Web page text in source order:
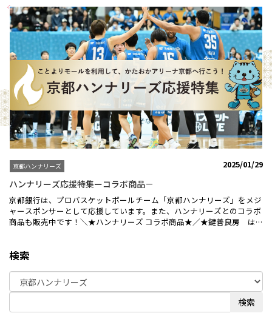
で、オリジナルグッズをプレゼント！皆さまのご来場を心より、お待ち
しております！ ◆◇開催日時◇◆ 2026年4月25日（土）15:05 試合開始
(ことよりマルシェは13:00から試合終了まで） 2026年4月26日（日）
14:05 試合開始(ことよりマルシェは12:00から試合終了まで）◆◇開催
場所◇◆ 島津アリーナ京都（京都府立体育館）会場内 京都銀行ブース
★お楽しみ抽選会★Ａ賞：選手直筆サイン入り はんニャリンエコバッ
ク （各日5名様）B賞：ことよりモールお買い物ポイントギフト２，０
００円分（各日５名様）参加賞：はんニャリン オリジナルステッカー
熱いブーストで京都ハンナリーズを勝利に導きましょう！！
京都ハンナリーズ 2025/01/29
ハンナリーズ応援特集ーコラボ商品－
京都銀行は、プロバスケットボールチーム「京都ハンナリーズ」をメジ
ャースポンサーとして応援しています。また、ハンナリーズとのコラボ
商品も販売中です！＼★ハンナリーズ コラボ商品★／★鍵善良房 は
た！日本で作られる伝統的な砂糖「和三盆」で作られたオリジナルのお
さ、口溶けの良さを是非お楽しみください！京都ハンナリーズ京せんべ
い（抹茶クリーム）はこちら★ASOBI - 京都ハンナリーズ
COLLABORATION LABEL ビール 6本セット★ASOBIビールは、京都府与
謝野町のホップを贅沢に使用した飲みやすいペールエールです。京都府
検索
検索